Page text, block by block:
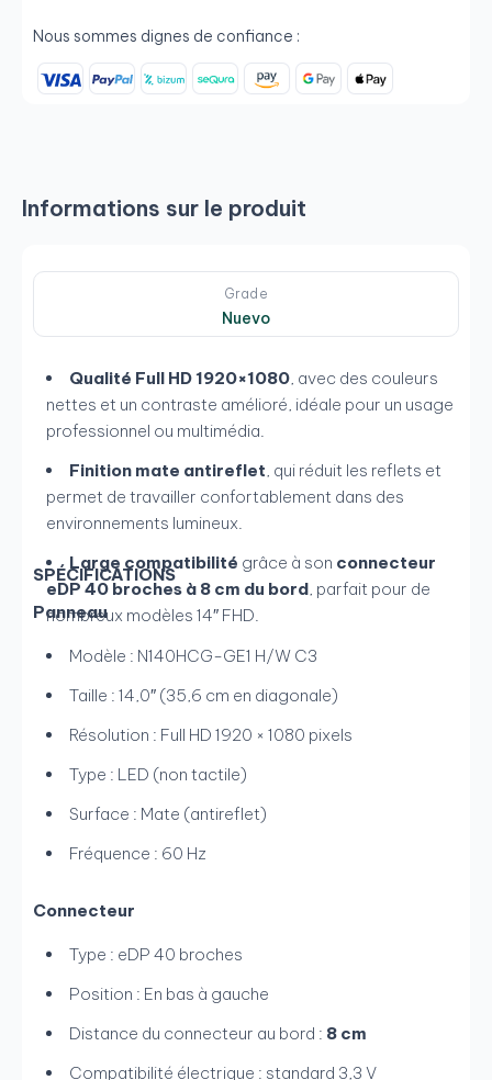
Nous sommes dignes de confiance :
Informations sur le produit
Grade
Nuevo
Qualité Full HD 1920×1080, avec des couleurs
nettes et un contraste amélioré, idéale pour un usage
professionnel ou multimédia.
Finition mate antireflet, qui réduit les reflets et
permet de travailler confortablement dans des
environnements lumineux.
Large compatibilité grâce à son connecteur
eDP 40 broches à 8 cm du bord, parfait pour de
nombreux modèles 14″ FHD.
SPÉCIFICATIONS
Panneau
Modèle : N140HCG-GE1 H/W C3
Taille : 14,0″ (35,6 cm en diagonale)
Résolution : Full HD 1920 × 1080 pixels
Type : LED (non tactile)
Surface : Mate (antireflet)
Fréquence : 60 Hz
Connecteur
Type : eDP 40 broches
Position : En bas à gauche
Distance du connecteur au bord : 8 cm
Compatibilité électrique : standard 3,3 V